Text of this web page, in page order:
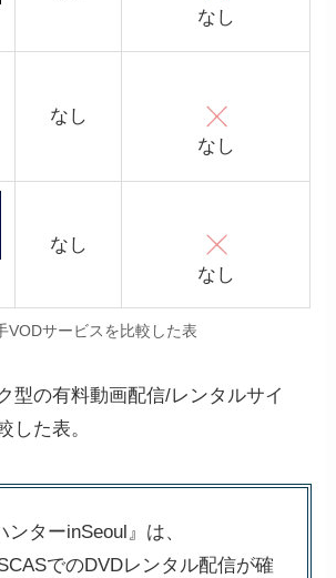
なし
なし
なし
なし
なし
VODサービスを比較した表
型の有料動画配信/レンタルサイ
した表。
ンターinSeoul』は、
でのDVDレンタル配信が確